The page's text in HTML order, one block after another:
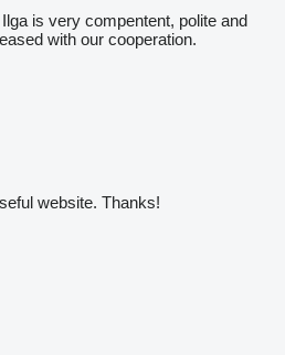
is very compentent, polite and
with our cooperation.
website. Thanks!